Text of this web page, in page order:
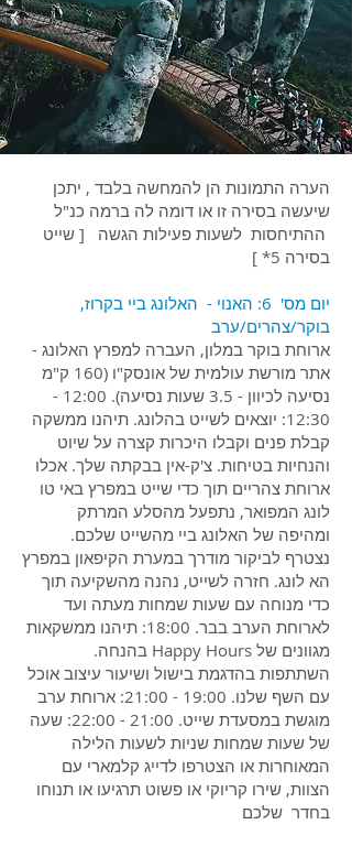
הערה התמונות הן להמחשה בלבד , יתכן
שיעשה בסירה זו או דומה לה ברמה כנ"ל
ההתיחסות לשעות פעילות הגשה [ שייט
בסירה 5* ]
יום מס' 6: האנוי - האלונג ביי בקרוז,
בוקר/צהרים/ערב
ארוחת בוקר במלון, העברה למפרץ האלונג -
אתר מורשת עולמית של אונסק"ו (160 ק"מ
נסיעה לכיוון - 3.5 שעות נסיעה). 12:00 -
12:30: יוצאים לשייט בהלונג. תיהנו ממשקה
קבלת פנים וקבלו היכרות קצרה על שיוט
והנחיות בטיחות. צ'ק-אין בבקתה שלך. אכלו
ארוחת צהריים תוך כדי שייט במפרץ באי טו
לונג המפואר, נתפעל מהסלע המרתק
ומהיפה של האלונג ביי מהשייט שלכם.
נצטרף לביקור מודרך במערת הקיפאון במפרץ
הא לונג. חזרה לשייט, נהנה מהשקיעה תוך
כדי מנוחה עם שעות שמחות מעתה ועד
לארוחת הערב בבר. 18:00: תיהנו ממשקאות
מגוונים של Happy Hours בהנחה.
השתתפות בהדגמת בישול ושיעור עיצוב אוכל
עם השף שלנו. 19:00 - 21:00: ארוחת ערב
מוגשת במסעדת שייט. 21:00 - 22:00: שעה
של שעות שמחות שניות לשעות הלילה
המאוחרות או הצטרפו לדייג קלמארי עם
הצוות, שירו קריוקי או פשוט תרגיעו או תנוחו
בחדר שלכם